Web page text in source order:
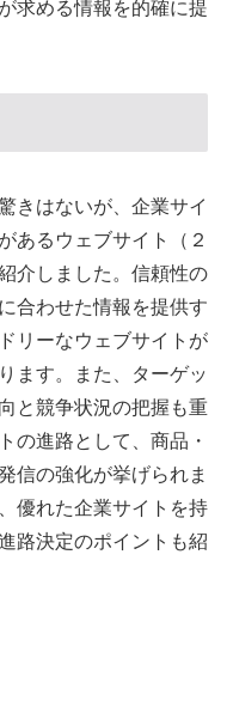
求める情報を的確に提
きはないが、企業サイ
あるウェブサイト（２
介しました。信頼性の
合わせた情報を提供す
リーなウェブサイトが
ます。また、ターゲッ
と競争状況の把握も重
の進路として、商品・
信の強化が挙げられま
優れた企業サイトを持
路決定のポイントも紹